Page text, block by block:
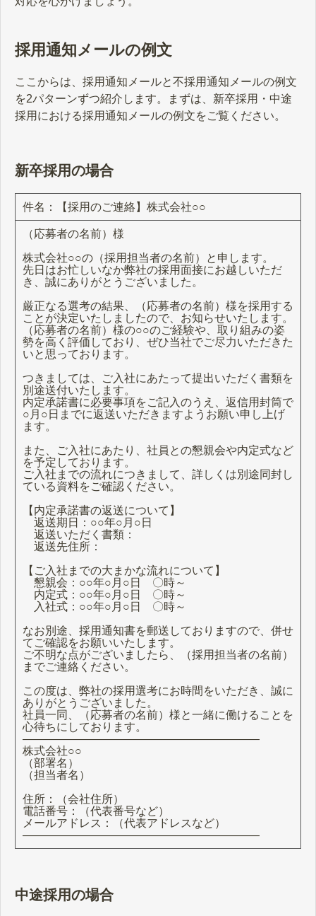
採用通知メールの例文
ここからは、採用通知メールと不採用通知メールの例文
を2パターンずつ紹介します。まずは、新卒採用・中途
採用における採用通知メールの例文をご覧ください。
新卒採用の場合
件名：【採用のご連絡】株式会社○○
（応募者の名前）様
株式会社○○の（採用担当者の名前）と申します。
先日はお忙しいなか弊社の採用面接にお越しいただ
き、誠にありがとうございました。
厳正なる選考の結果、（応募者の名前）様を採用する
ことが決定いたしましたので、お知らせいたします。
（応募者の名前）様の○○のご経験や、取り組みの姿
勢を高く評価しており、ぜひ当社でご尽力いただきた
いと思っております。
つきましては、ご入社にあたって提出いただく書類を
別途送付いたします。
内定承諾書に必要事項をご記入のうえ、返信用封筒で
○月○日までに返送いただきますようお願い申し上げ
ます。
また、ご入社にあたり、社員との懇親会や内定式など
を予定しております。
ご入社までの流れにつきまして、詳しくは別途同封し
ている資料をご確認ください。
【内定承諾書の返送について】
返送期日：○○年○月○日
返送いただく書類：
返送先住所：
【ご入社までの大まかな流れについて】
懇親会：○○年○月○日 〇時～
内定式：○○年○月○日 〇時～
入社式：○○年○月○日 〇時～
なお別途、採用通知書を郵送しておりますので、併せ
てご確認をお願いいたします。
ご不明な点がございましたら、（採用担当者の名前）
までご連絡ください。
この度は、弊社の採用選考にお時間をいただき、誠に
ありがとうございました。
社員一同、（応募者の名前）様と一緒に働けることを
心待ちにしております。
―――――――――――――――――――――
株式会社○○
（部署名）
（担当者名）
住所：（会社住所）
電話番号：（代表番号など）
メールアドレス：（代表アドレスなど）
―――――――――――――――――――――
中途採用の場合